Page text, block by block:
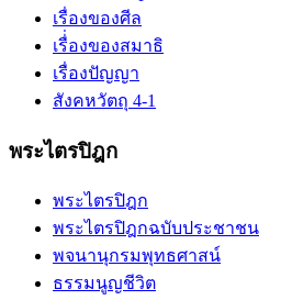
เรื่องของศีล
เรื่่องของสมาธิ
เรื่องปัญญา
สังคหวัตถุ 4-1
พระไตรปิฎก
พระไตรปิฎก
พระไตรปิฎกฉบับประชาชน
พจนานุกรมพุทธศาสน์
ธรรมนูญชีวิต